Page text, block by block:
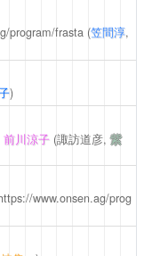
program/frasta (笠間淳,
)
前川涼子 (諏訪道彦,紫
www.onsen.ag/prog